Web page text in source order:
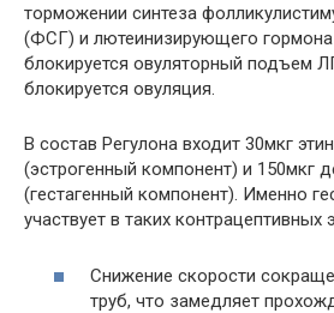
торможении синтеза
(ФСГ) и лютеинизирующего
блокируется овуляторный подъем
блокируется овуляция.
В состав Регулона входит 30мкг
(эстрогенный компонент) и 150мкг
(гестагенный компонент). Именно
участвует в таких контрацептивных
Снижение скорости
труб, что замедляет